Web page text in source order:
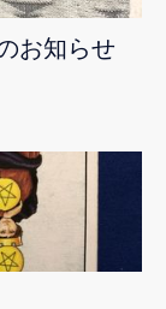
お知らせ